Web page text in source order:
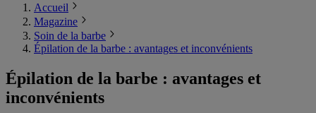
Accueil
Magazine
Soin de la barbe
Épilation de la barbe : avantages et inconvénients
Épilation de la barbe : avantages et
inconvénients